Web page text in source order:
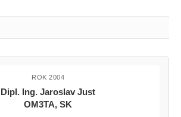
ROK 2004
Dipl. Ing. Jaroslav Just
OM3TA, SK